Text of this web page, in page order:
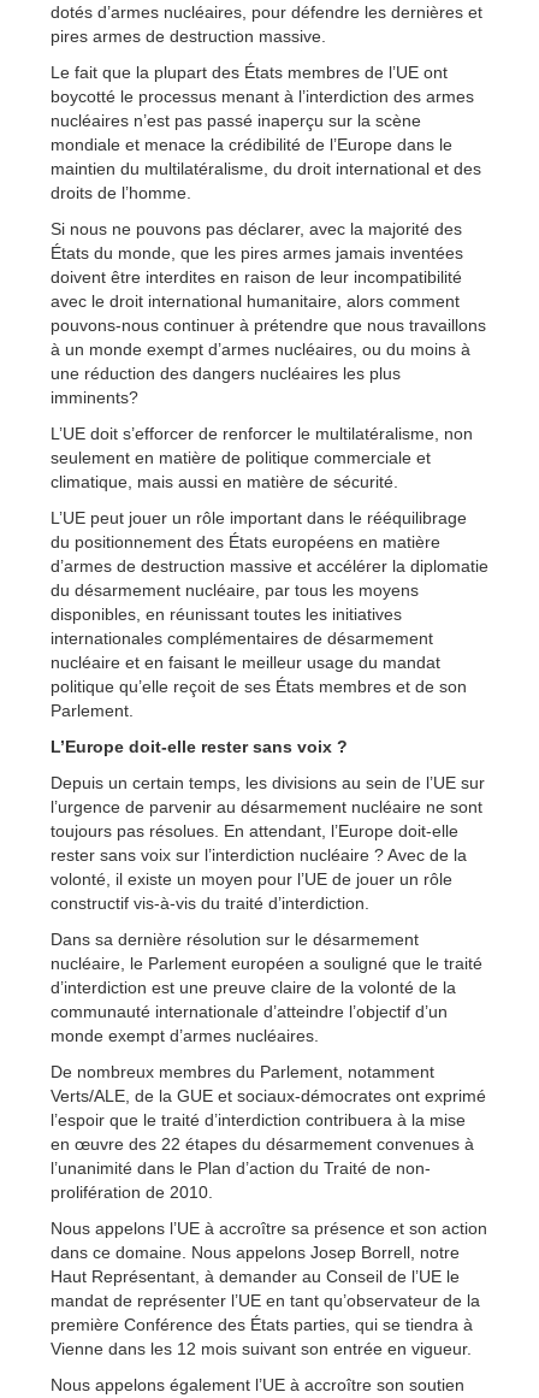
dotés d’armes nucléaires, pour défendre les dernières et
pires armes de destruction massive.
Le fait que la plupart des États membres de l’UE ont
boycotté le processus menant à l’interdiction des armes
nucléaires n’est pas passé inaperçu sur la scène
mondiale et menace la crédibilité de l’Europe dans le
maintien du multilatéralisme, du droit international et des
droits de l’homme.
Si nous ne pouvons pas déclarer, avec la majorité des
États du monde, que les pires armes jamais inventées
doivent être interdites en raison de leur incompatibilité
avec le droit international humanitaire, alors comment
pouvons-nous continuer à prétendre que nous travaillons
à un monde exempt d’armes nucléaires, ou du moins à
une réduction des dangers nucléaires les plus
imminents?
L’UE doit s’efforcer de renforcer le multilatéralisme, non
seulement en matière de politique commerciale et
climatique, mais aussi en matière de sécurité.
L’UE peut jouer un rôle important dans le rééquilibrage
du positionnement des États européens en matière
d’armes de destruction massive et accélérer la diplomatie
du désarmement nucléaire, par tous les moyens
disponibles, en réunissant toutes les initiatives
internationales complémentaires de désarmement
nucléaire et en faisant le meilleur usage du mandat
politique qu’elle reçoit de ses États membres et de son
Parlement.
L’Europe doit-elle rester sans voix ?
Depuis un certain temps, les divisions au sein de l’UE sur
l’urgence de parvenir au désarmement nucléaire ne sont
toujours pas résolues. En attendant, l’Europe doit-elle
rester sans voix sur l’interdiction nucléaire ? Avec de la
volonté, il existe un moyen pour l’UE de jouer un rôle
constructif vis-à-vis du traité d’interdiction.
Dans sa dernière résolution sur le désarmement
nucléaire, le Parlement européen a souligné que le traité
d’interdiction est une preuve claire de la volonté de la
communauté internationale d’atteindre l’objectif d’un
monde exempt d’armes nucléaires.
De nombreux membres du Parlement, notamment
Verts/ALE, de la GUE et sociaux-démocrates ont exprimé
l’espoir que le traité d’interdiction contribuera à la mise
en œuvre des 22 étapes du désarmement convenues à
l’unanimité dans le Plan d’action du Traité de non-
prolifération de 2010.
Nous appelons l’UE à accroître sa présence et son action
dans ce domaine. Nous appelons Josep Borrell, notre
Haut Représentant, à demander au Conseil de l’UE le
mandat de représenter l’UE en tant qu’observateur de la
première Conférence des États parties, qui se tiendra à
Vienne dans les 12 mois suivant son entrée en vigueur.
Nous appelons également l’UE à accroître son soutien